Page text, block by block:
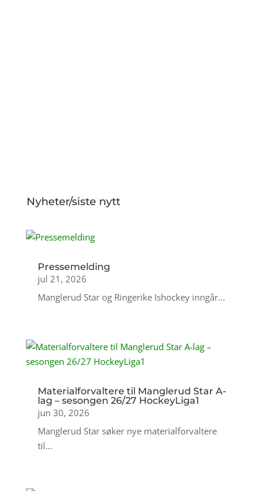
Nyheter/siste nytt
Pressemelding
jul 21, 2026
Manglerud Star og Ringerike Ishockey inngår...
Materialforvaltere til Manglerud Star A-
lag – sesongen 26/27 HockeyLiga1
jun 30, 2026
Manglerud Star søker nye materialforvaltere
til...